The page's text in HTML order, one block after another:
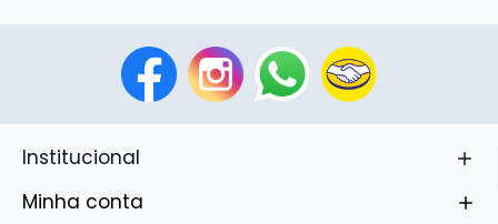
Institucional
Minha conta